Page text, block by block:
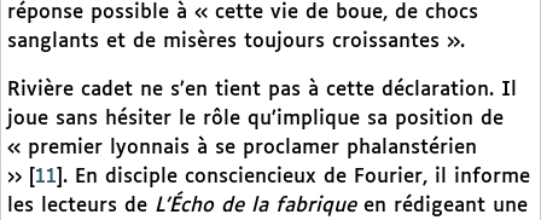
réponse possible à « cette vie de boue, de chocs
sanglants et de misères toujours croissantes ».
Rivière cadet ne s’en tient pas à cette déclaration. Il
joue sans hésiter le rôle qu’implique sa position de
« premier lyonnais à se proclamer phalanstérien
››
11 . En disciple consciencieux de Fourier, il informe
les lecteurs de L’Écho de la fabriqueen rédigeant une